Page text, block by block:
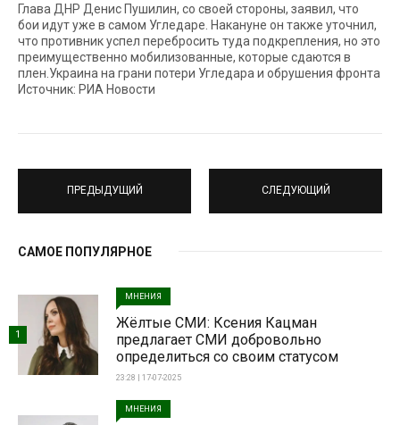
Глава ДНР Денис Пушилин, со своей стороны, заявил, что
бои идут уже в самом Угледаре. Накануне он также уточнил,
что противник успел перебросить туда подкрепления, но это
преимущественно мобилизованные, которые сдаются в
плен.Украина на грани потери Угледара и обрушения фронта
Источник: РИА Новости
ПРЕДЫДУЩИЙ СЛЕДУЮЩИЙ
САМОЕ ПОПУЛЯРНОЕ
МНЕНИЯ
Жёлтые СМИ: Ксения Кацман
предлагает СМИ добровольно
определиться со своим статусом
23:28 | 17-07-2025
1
МНЕНИЯ